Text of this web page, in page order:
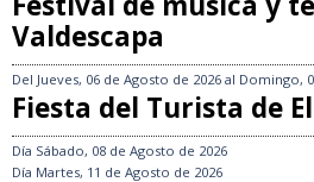
Valdescapa
Del Jueves, 06 de Agosto de 2026 al Domingo,
Fiesta del Turista de
Día Sábado, 08 de Agosto de 2026
Día Martes, 11 de Agosto de 2026